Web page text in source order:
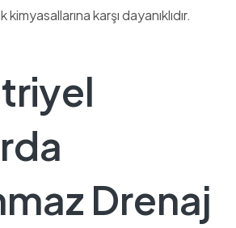
karşı dayanıklıdır.
Drenaj